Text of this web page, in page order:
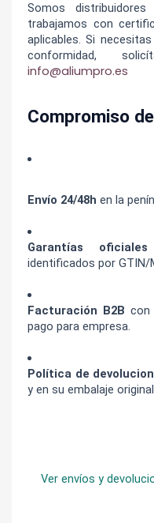
Somos
trabajamos con
aplicables. Si
info@aliumpro.es
Compromiso
Envío 24/48h en la
Garantías oficiales
identificados por GTIN/
Facturación B2B con
pago para empresa.
Política de
y en su embalaje
Ver envíos y